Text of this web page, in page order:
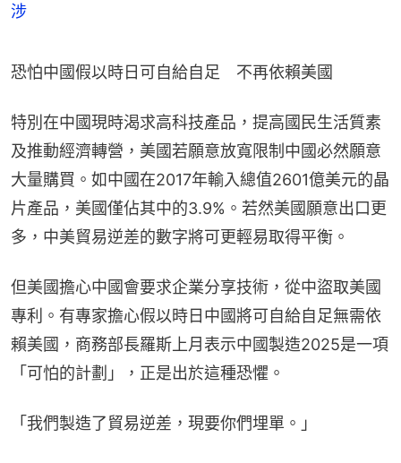
涉
恐怕中國假以時日可自給自足　不再依賴美國
特別在中國現時渴求高科技產品，提高國民生活質素
及推動經濟轉營，美國若願意放寬限制中國必然願意
大量購買。如中國在2017年輸入總值2601億美元的晶
片產品，美國僅佔其中的3.9%。若然美國願意出口更
多，中美貿易逆差的數字將可更輕易取得平衡。
但美國擔心中國會要求企業分享技術，從中盜取美國
專利。有專家擔心假以時日中國將可自給自足無需依
賴美國，商務部長羅斯上月表示中國製造2025是一項
「可怕的計劃」，正是出於這種恐懼。
「我們製造了貿易逆差，現要你們埋單。​」